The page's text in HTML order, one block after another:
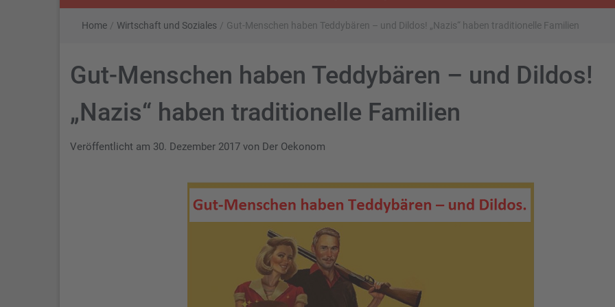
Home / Wirtschaft und Soziales / Gut-Menschen haben Teddybären – und Dildos! „Nazis“ haben traditionelle Familien
Gut-Menschen haben Teddybären – und Dildos!
„Nazis“ haben traditionelle Familien
Veröffentlicht am 30. Dezember 2017 von Der Oekonom